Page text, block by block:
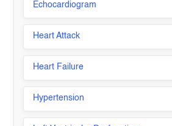
Echocardiogram
Heart Attack
Heart Failure
Hypertension